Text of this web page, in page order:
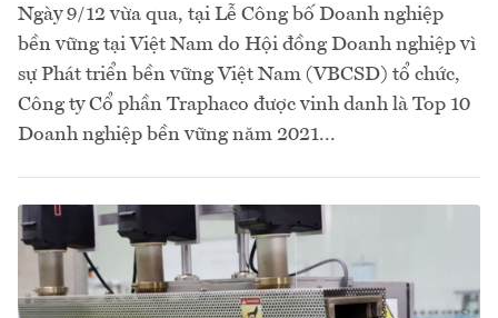
Ngày 9/12 vừa qua, tại Lễ Công bố Doanh nghiệp
bền vững tại Việt Nam do Hội đồng Doanh nghiệp vì
sự Phát triển bền vững Việt Nam (VBCSD) tổ chức,
Công ty Cổ phần Traphaco được vinh danh là Top 10
Doanh nghiệp bền vững năm 2021...